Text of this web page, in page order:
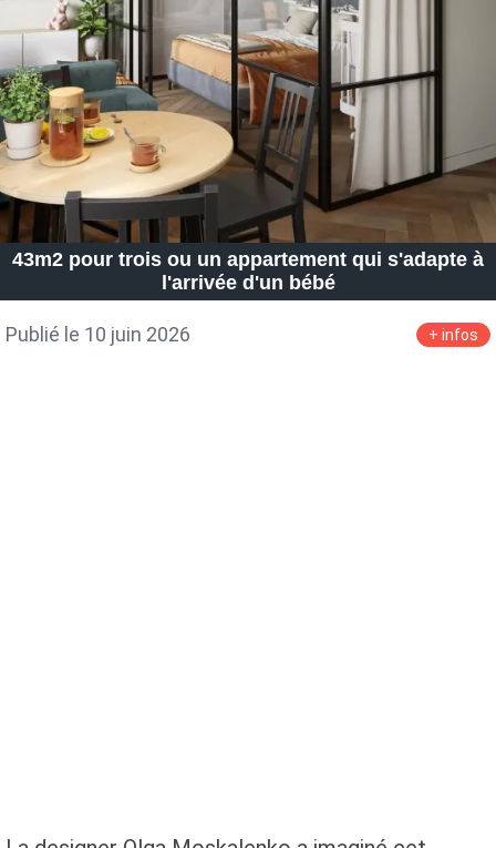
Petite Surface
Question De Style
Revue De Week End
Tiny House
43m2 pour trois ou un appartement qui s'adapte à
l'arrivée d'un bébé
Publié le 10 juin 2026 + infos